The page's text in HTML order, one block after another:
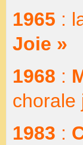
1965 :
Joie »
1968 :
chorale
1983 :